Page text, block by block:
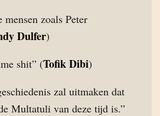
zoals Peter
Dulfer)
shit” (Tofik Dibi)
zal uitmaken dat
Multatuli van deze tijd is.”